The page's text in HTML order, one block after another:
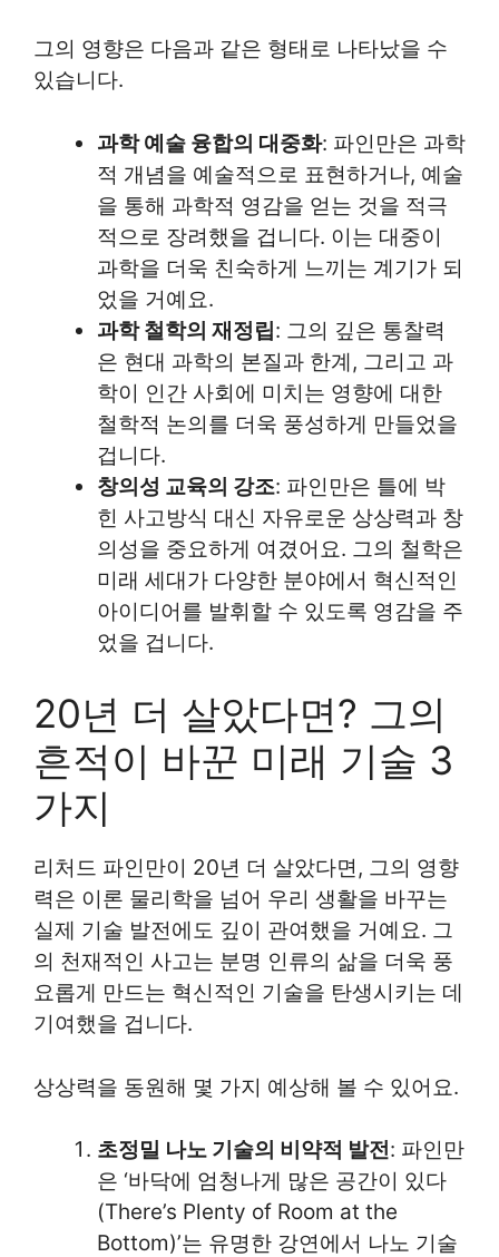
그의 영향은 다음과 같은 형태로 나타났을 수
있습니다.
과학 예술 융합의 대중화: 파인만은 과학
적 개념을 예술적으로 표현하거나, 예술
을 통해 과학적 영감을 얻는 것을 적극
적으로 장려했을 겁니다. 이는 대중이
과학을 더욱 친숙하게 느끼는 계기가 되
었을 거예요.
과학 철학의 재정립: 그의 깊은 통찰력
은 현대 과학의 본질과 한계, 그리고 과
학이 인간 사회에 미치는 영향에 대한
철학적 논의를 더욱 풍성하게 만들었을
겁니다.
창의성 교육의 강조: 파인만은 틀에 박
힌 사고방식 대신 자유로운 상상력과 창
의성을 중요하게 여겼어요. 그의 철학은
미래 세대가 다양한 분야에서 혁신적인
아이디어를 발휘할 수 있도록 영감을 주
었을 겁니다.
20년 더 살았다면? 그의
흔적이 바꾼 미래 기술 3
가지
리처드 파인만이 20년 더 살았다면, 그의 영향
력은 이론 물리학을 넘어 우리 생활을 바꾸는
실제 기술 발전에도 깊이 관여했을 거예요. 그
의 천재적인 사고는 분명 인류의 삶을 더욱 풍
요롭게 만드는 혁신적인 기술을 탄생시키는 데
기여했을 겁니다.
상상력을 동원해 몇 가지 예상해 볼 수 있어요.
초정밀 나노 기술의 비약적 발전: 파인만
은 ‘바닥에 엄청나게 많은 공간이 있다
(There’s Plenty of Room at the
Bottom)’는 유명한 강연에서 나노 기술